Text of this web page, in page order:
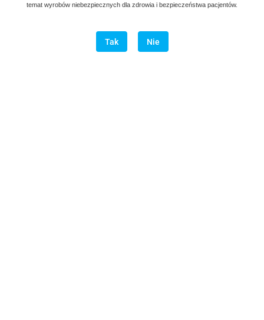
temat wyrobów niebezpiecznych dla zdrowia i bezpieczeństwa pacjentów.
Tak Nie